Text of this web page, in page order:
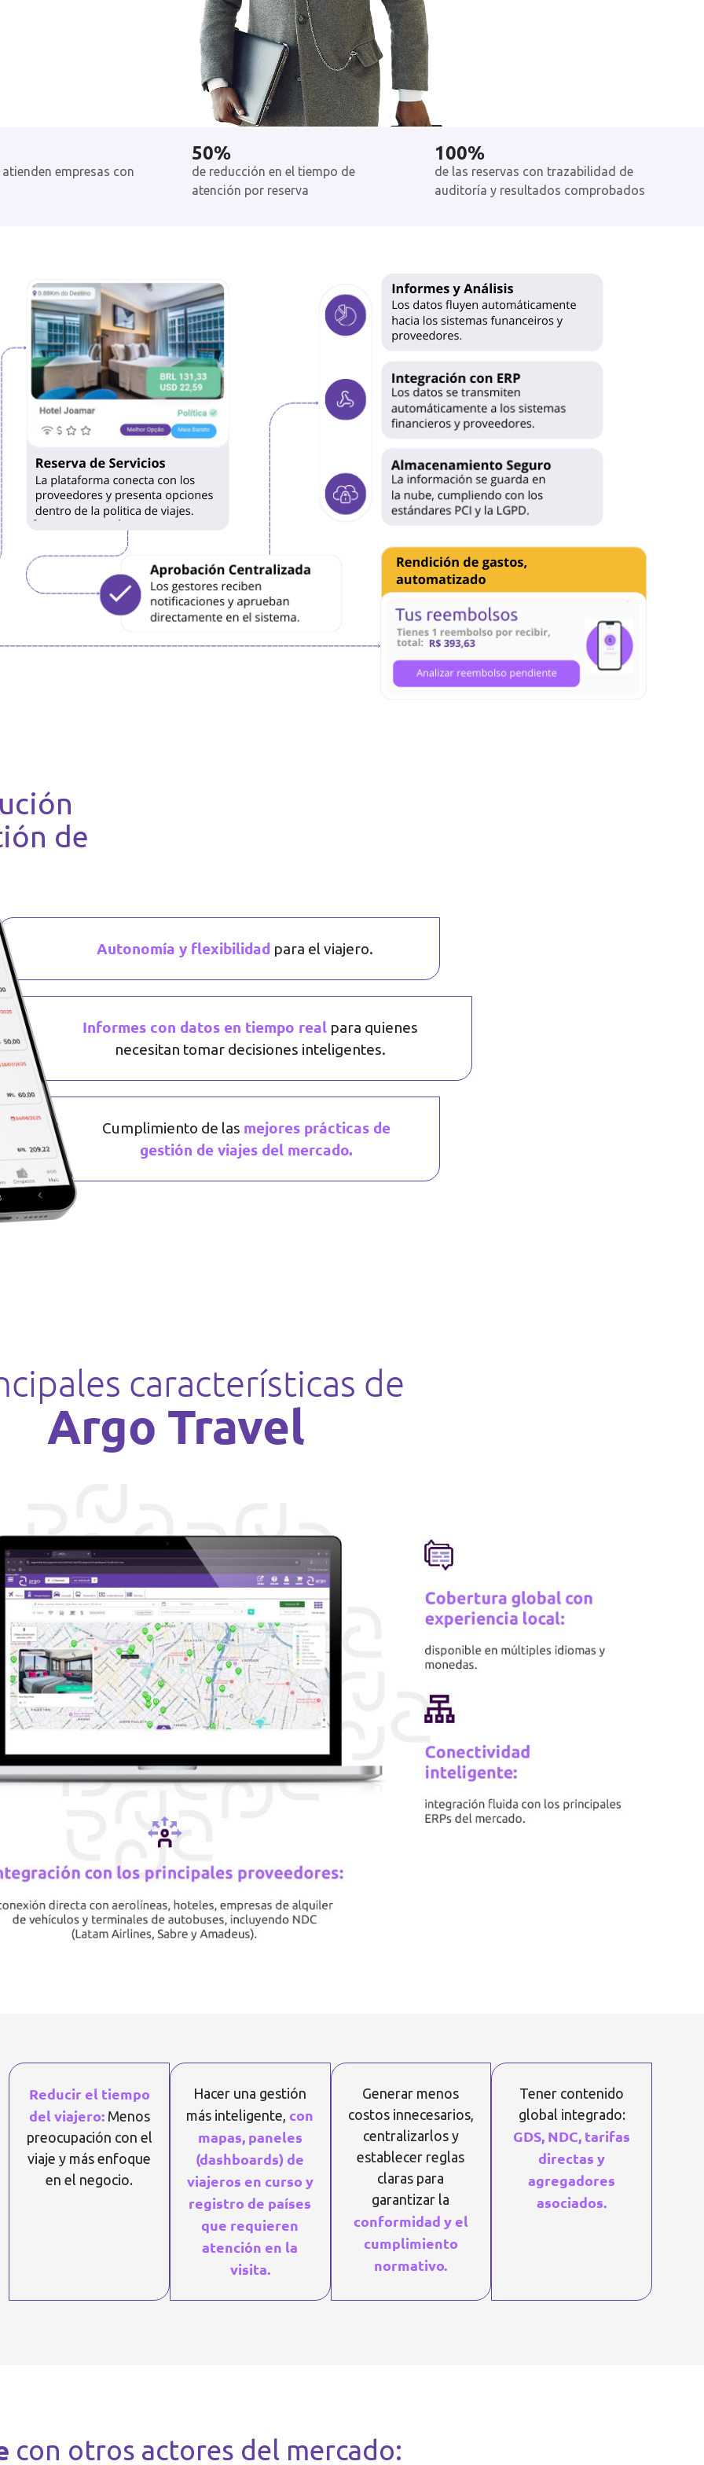
empresas con
50%
de reducción en el tiempo de
atención por reserva
100%
de las reservas con trazabilidad de
auditoría y resultados comprobados
de
Autonomía y flexibilidad para el viajero.
Informes con datos en tiempo real para quienes
necesitan tomar decisiones inteligentes.
Cumplimiento de las mejores prácticas de
gestión de viajes del mercado.
características de
Argo Travel
Reducir el tiempo
del viajero:Menos
preocupación con el
viaje y más enfoque
en el negocio.
Hacer una gestión
más inteligente,con
mapas, paneles
(dashboards) de
viajeros en curso y
registro de países
que requieren
atención en la
visita.
Generar menos
costos innecesarios,
centralizarlos y
establecer reglas
claras para
garantizar la
conformidad y el
cumplimiento
normativo.
Tener contenido
global integrado:
GDS, NDC, tarifas
directas y
agregadores
asociados.
con otros actores del mercado: